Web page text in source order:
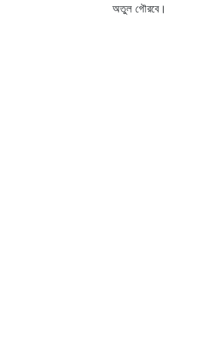
অতুল গৌরবে।